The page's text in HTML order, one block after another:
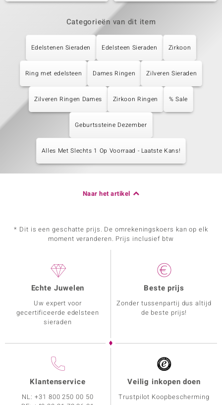
Categorieën van dit item
Edelstenen Sieraden Edelsteen Sieraden Zirkoon
Ring met edelsteen Dames Ringen Zilveren Sieraden
Zilveren Ringen Dames Zirkoon Ringen % Sale
Geburtssteine Dezember
Alles Met Slechts 1 Op Voorraad - Laatste Kans!
Naar het artikel
* Dit is een geschatte prijs. De omrekeningskoers kan op elk
moment veranderen. Prijs inclusief btw
Echte Juwelen
Uw expert voor
gecertificeerde edelsteen
sieraden
Beste prijs
Zonder tussenpartij dus altijd
de beste prijs!
Klantenservice
NL:+31 800 250 00 50
Veilig inkopen doen
Trustpilot Koopbescherming